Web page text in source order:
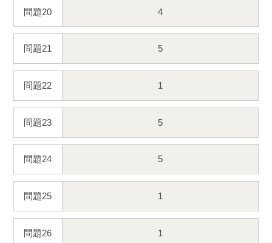
問題20 4
問題21 5
問題22 1
問題23 5
問題24 5
問題25 1
問題26 1